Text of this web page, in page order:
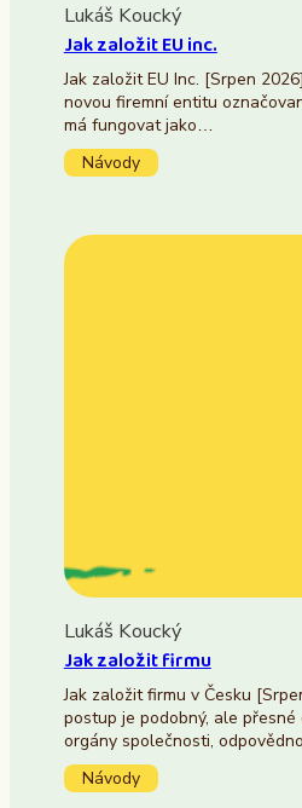
Lukáš Koucký
Jak založit EU inc.
Jak založit EU Inc. [Srpen
novou firemní entitu
má fungovat jako…
Návody
Lukáš Koucký
Jak založit firmu
Jak založit firmu v Česku
postup je podobný, ale přesné
orgány společnosti,
Návody